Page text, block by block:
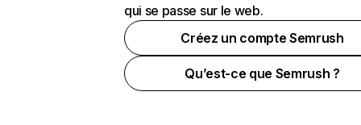
qui se passe sur le web.
Créez un compte Semrush
Qu’est-ce que Semrush ?